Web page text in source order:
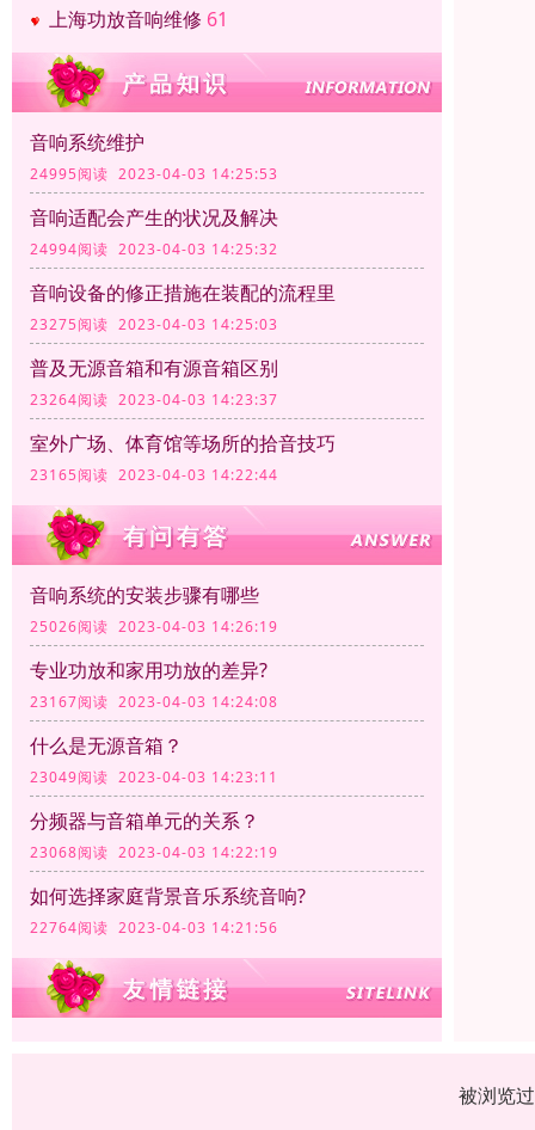
上海功放音响维修 61
音响系统维护
24995阅读 2023-04-03 14:25:53
音响适配会产生的状况及解决
24994阅读 2023-04-03 14:25:32
音响设备的修正措施在装配的流程里
23275阅读 2023-04-03 14:25:03
普及无源音箱和有源音箱区别
23264阅读 2023-04-03 14:23:37
室外广场、体育馆等场所的拾音技巧
23165阅读 2023-04-03 14:22:44
音响系统的安装步骤有哪些
25026阅读 2023-04-03 14:26:19
专业功放和家用功放的差异?
23167阅读 2023-04-03 14:24:08
什么是无源音箱？
23049阅读 2023-04-03 14:23:11
分频器与音箱单元的关系？
23068阅读 2023-04-03 14:22:19
如何选择家庭背景音乐系统音响?
22764阅读 2023-04-03 14:21:56
被浏览